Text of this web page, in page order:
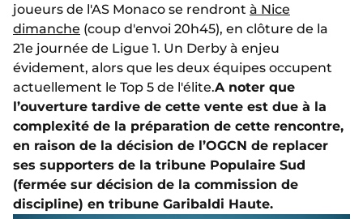
joueurs de l'AS Monaco se rendront à Nice
dimanche (coup d'envoi 20h45), en clôture de la
21e journée de Ligue 1. Un Derby à enjeu
évidement, alors que les deux équipes occupent
actuellement le Top 5 de l'élite.A noter que
l’ouverture tardive de cette vente est due à la
complexité de la préparation de cette rencontre,
en raison de la décision de l’OGCN de replacer
ses supporters de la tribune Populaire Sud
(fermée sur décision de la commission de
discipline) en tribune Garibaldi Haute.